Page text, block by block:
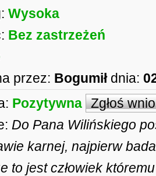
Wysoka
Bez zastrzeżeń
przez: Bogumił dnia:
Pozytywna Zgłoś
Do Pana Wilińskiego
karnej, najpierw
to jest człowiek